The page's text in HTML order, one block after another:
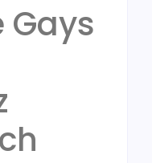
Gays